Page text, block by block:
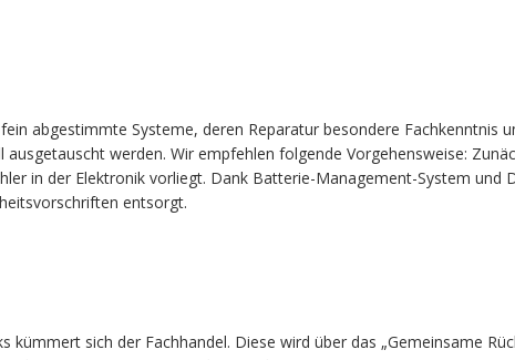
abgestimmte Systeme, deren Reparatur besondere Fachkenntnis
werden. Wir empfehlen folgende Vorgehensweise:
in der Elektronik vorliegt. Dank Batterie-Management-System und
entsorgt.
sich der Fachhandel. Diese wird über das „Gemeinsame